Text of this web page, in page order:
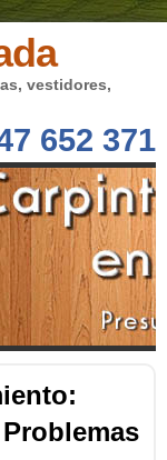
vestidores,
652 371